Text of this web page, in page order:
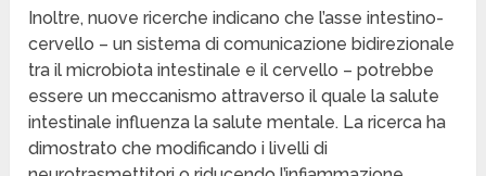
Inoltre, nuove ricerche indicano che l’asse intestino-
cervello – un sistema di comunicazione bidirezionale
tra il microbiota intestinale e il cervello – potrebbe
essere un meccanismo attraverso il quale la salute
intestinale influenza la salute mentale. La ricerca ha
dimostrato che modificando i livelli di